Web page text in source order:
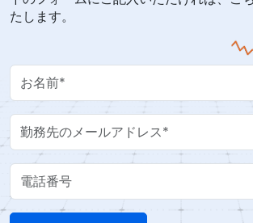
たします。
Your Name
Work Email
電話番号